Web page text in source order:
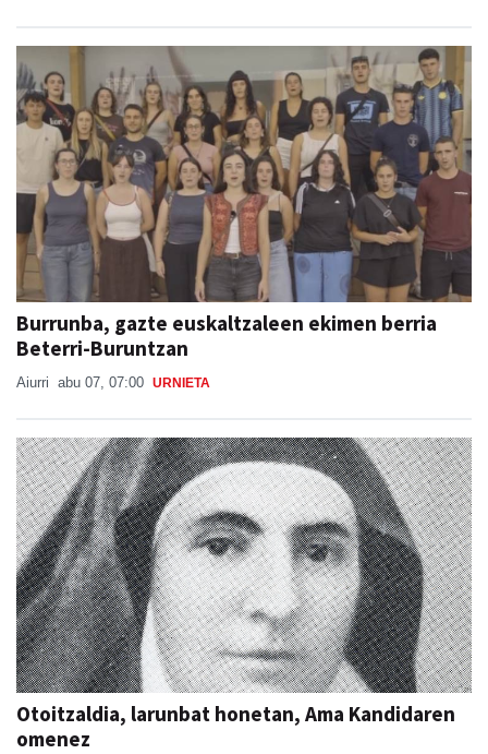
Burrunba, gazte euskaltzaleen ekimen berria
Beterri-Buruntzan
Aiurri abu 07, 07:00 URNIETA
Otoitzaldia, larunbat honetan, Ama Kandidaren
omenez